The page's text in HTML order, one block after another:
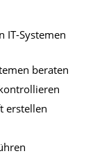
IT-Systemen
beraten
erstellen